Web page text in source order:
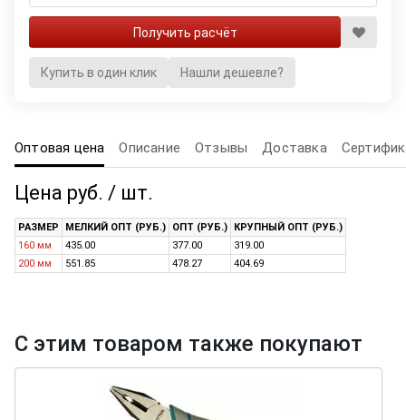
Купить в один клик Нашли дешевле?
Оптовая цена Описание Отзывы Доставка
Цена руб. / шт.
РАЗМЕР МЕЛКИЙ ОПТ (РУБ.) ОПТ (РУБ.)
КРУПНЫЙ ОПТ (РУБ.)
160 мм
435.00 377.00
319.00
200 мм
551.85 478.27 404.69
С этим товаром также покупают